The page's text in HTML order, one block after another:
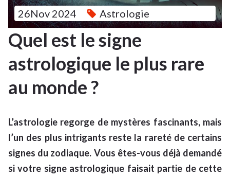
26Nov 2024 Astrologie
Quel est le signe
astrologique le plus rare
au monde ?
L’astrologie regorge de mystères fascinants, mais
l’un des plus intrigants reste la rareté de certains
signes du zodiaque. Vous êtes-vous déjà demandé
si votre signe astrologique faisait partie de cette